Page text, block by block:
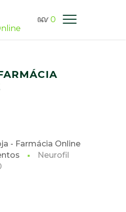
0
LISBOA
- Farmácia Online
Neurofil